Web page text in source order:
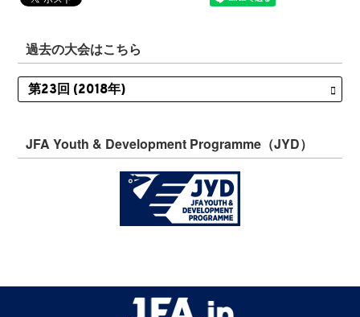
過去の大会はこちら
JFA Youth & Development Programme（JYD）